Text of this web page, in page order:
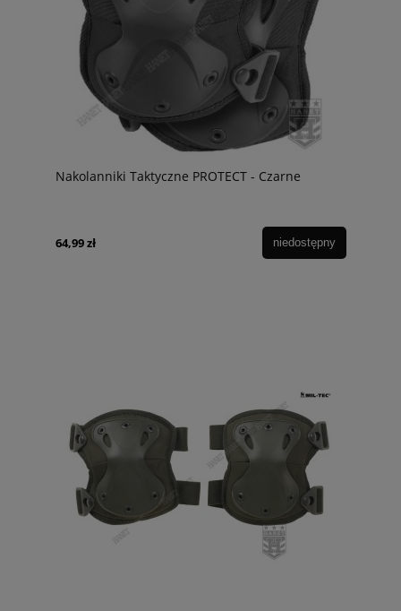
Nakolanniki Taktyczne PROTECT - Czarne
64,99 zł niedostępny